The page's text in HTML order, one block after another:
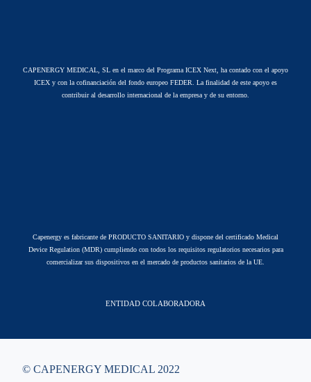
CAPENERGY MEDICAL, SL en el marco del Programa ICEX Next, ha contado con el apoyo
ICEX y con la cofinanciación del fondo europeo FEDER. La finalidad de este apoyo es
contribuir al desarrollo internacional de la empresa y de su entorno.
Capenergy es fabricante de PRODUCTO SANITARIO y dispone del certificado Medical
Device Regulation (MDR) cumpliendo con todos los requisitos regulatorios necesarios para
comercializar sus dispositivos en el mercado de productos sanitarios de la UE.
ENTIDAD COLABORADORA
© CAPENERGY MEDICAL 2022